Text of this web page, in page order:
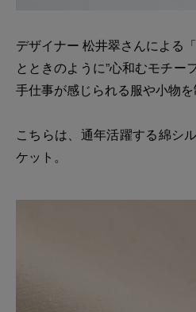
デザイナー 松井翠さんによる
とときのように”心和むモチー
手仕事が感じられる服や小物を
こちらは、通年活躍する綿シ
ケット。